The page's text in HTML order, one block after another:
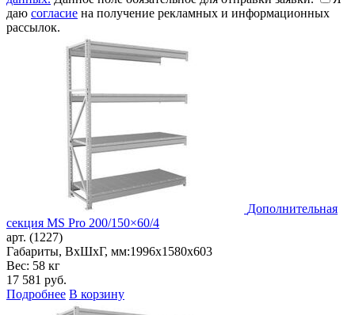
даю согласие на получение рекламных и информационных
рассылок.
Дополнительная
секция MS Pro 200/150×60/4
арт. (1227)
Габариты, ВxШxГ, мм:1996x1580x603
Вес: 58 кг
17 581 руб.
Подробнее В корзину